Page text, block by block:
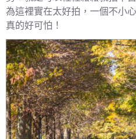
為這裡實在太好拍，一個不小
真的好可怕！